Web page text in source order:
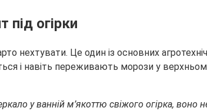
під огірки
нехтувати. Це один із основних
і навіть переживають морози у
у ванній м’якоттю свіжого огірка, воно